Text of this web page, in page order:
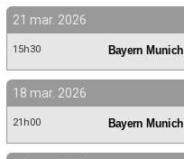
21 mar. 2026
15h30 Bayern Munich
18 mar. 2026
21h00 Bayern Munich